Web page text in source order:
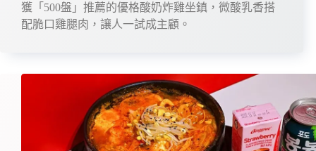
獲「500盤」推薦的優格酸奶炸雞坐鎮，微酸乳香搭
配脆口雞腿肉，讓人一試成主顧。